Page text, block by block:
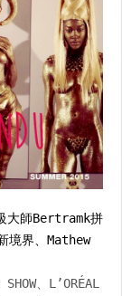
大師Bertramk拼
界、Mathew
、L’ORÉAL